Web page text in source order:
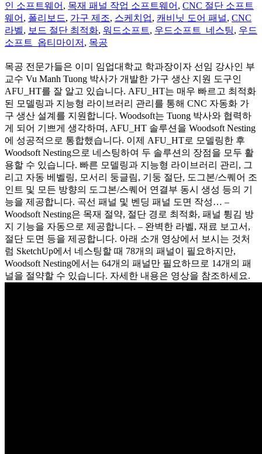
인 소프트웨어 , 목재 패널 작업 소프트웨어 , CNC 절단 소프트
웨어 , 폴리보드, 가구 제조, 스케치업, 캐비닛 도어 패널, CNC
라벨, 보드 절단 최적화, 워드소프트, 우드소프트_네스팅, 우드
소프트_옵티마이저 , 목공
목공 전문가들은 이미 임업대학교 학과장이자 선임 강사인 부
교수 Vu Manh Tuong 박사가 개발한 가구 생산 지원 도구인
AFU_HT를 잘 알고 있습니다. AFU_HT는 매우 빠르고 최적화
된 모델링과 지능형 라이브러리 관리를 통해 CNC 자동화 가
구 생산 설계를 지원합니다. Woodsoft는 Tuong 박사와 협력하
게 되어 기쁘게 생각하며, AFU_HT 솔루션을 Woodsoft Nesting
에 성공적으로 통합했습니다. 이제 AFU_HT로 모델링한 후
Woodsoft Nesting으로 네스팅하여 두 솔루션의 장점을 모두 활
용할 수 있습니다. 빠른 모델링과 지능형 라이브러리 관리, 그
리고 자동 베벨링, 모서리 둥글림, 기둥 절단, 도그본/스퀘어 조
인트 및 모든 방향의 도그본/스퀘어 연결부 동시 생성 등의 기
능을 제공합니다. 곡선 패널 및 벤딩 패널 도면 작성… –
Woodsoft Nesting은 목재 절약, 절단 경로 최적화, 패널 튕김 방
지 기능을 자동으로 제공합니다. – 완벽한 라벨, 재료 보고서,
절단 도면 등을 제공합니다. 아래 소개 영상에서 보시는 것처
럼 SketchUp에서 네스팅할 때 78개의 패널이 필요하지만,
Woodsoft Nesting에서는 64개의 패널만 필요하므로 14개의 패
널을 절약할 수 있습니다. 자세한 내용은 영상을 참조하세요.